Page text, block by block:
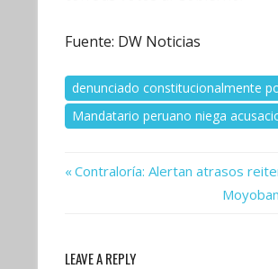
Fuente: DW Noticias
denunciado constitucionalmente
Mandatario peruano niega
Navegación
entradas
Previous
Contraloría: Alertan atrasos
Next
LEAVE A REPLY